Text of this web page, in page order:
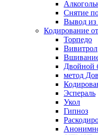
Снятие
Вывод из
Кодирование
Торпедо
Вивитрол
Двойной
метод
Эспераль
Укол
Гипноз